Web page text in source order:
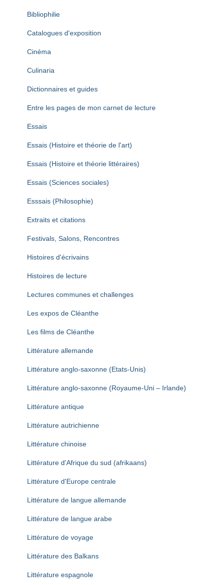
Bibliophilie
Catalogues d'exposition
Cinéma
Culinaria
Dictionnaires et guides
Entre les pages de mon carnet de lecture
Essais
Essais (Histoire et théorie de l'art)
Essais (Histoire et théorie littéraires)
Essais (Sciences sociales)
Esssais (Philosophie)
Extraits et citations
Festivals, Salons, Rencontres
Histoires d'écrivains
Histoires de lecture
Lectures communes et challenges
Les expos de Cléanthe
Les films de Cléanthe
Littérature allemande
Littérature anglo-saxonne (Etats-Unis)
Littérature anglo-saxonne (Royaume-Uni – Irlande)
Littérature antique
Littérature autrichienne
Littérature chinoise
Littérature d'Afrique du sud (afrikaans)
Littérature d'Europe centrale
Littérature de langue allemande
Littérature de langue arabe
Littérature de voyage
Littérature des Balkans
Littérature espagnole